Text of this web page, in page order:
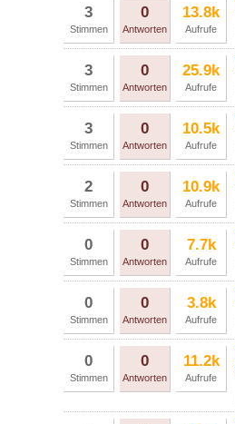
3
Stimmen
0
Antworten
13.8k
Aufrufe
3
Stimmen
0
Antworten
25.9k
Aufrufe
3
Stimmen
0
Antworten
10.5k
Aufrufe
2
Stimmen
0
Antworten
10.9k
Aufrufe
0
Stimmen
0
Antworten
7.7k
Aufrufe
0
Stimmen
0
Antworten
3.8k
Aufrufe
0
Stimmen
0
Antworten
11.2k
Aufrufe